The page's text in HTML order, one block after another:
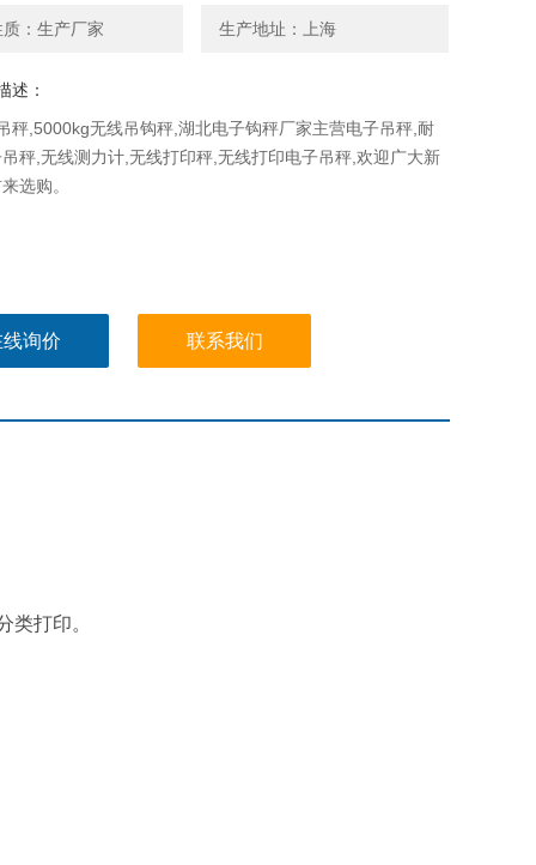
：生产厂家 生产地址：上海
述：
秤,5000kg无线吊钩秤,湖北电子钩秤厂家主营电子吊秤,耐
秤,无线测力计,无线打印秤,无线打印电子吊秤,欢迎广大新
选购。
询价 联系我们
类打印。